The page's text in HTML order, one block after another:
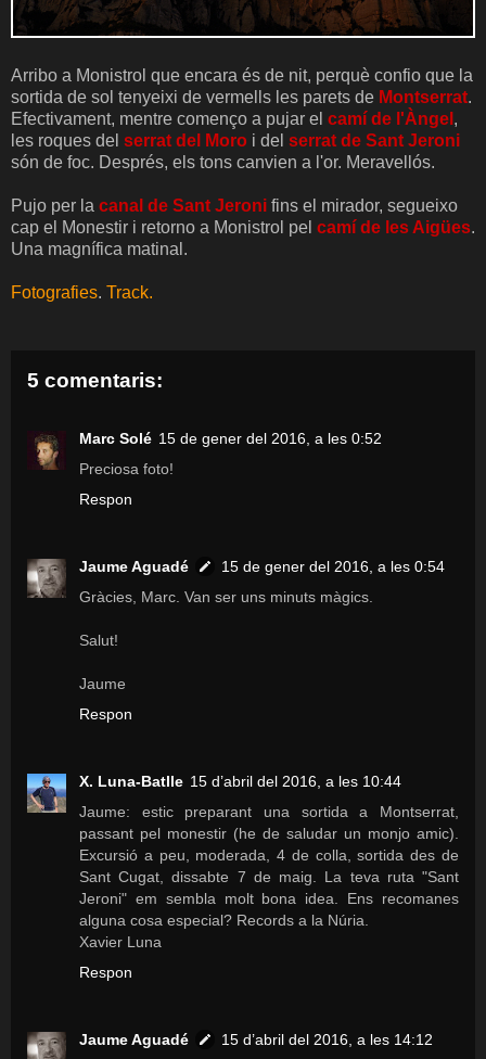
Arribo a Monistrol que encara és de nit, perquè confio que la
sortida de sol tenyeixi de vermells les parets de Montserrat.
Efectivament, mentre començo a pujar el camí de l'Àngel ,
les roques del serrat del Moro i del serrat de Sant Jeroni
són de foc. Després, els tons canvien a l'or. Meravellós.
Pujo per la canal de Sant Jeroni fins el mirador, segueixo
cap el Monestir i retorno a Monistrol pel camí de les Aigües.
Una magnífica matinal.
Fotografies. Track.
5 comentaris:
Marc Solé 15 de gener del 2016, a les 0:52
Preciosa foto!
Respon
Jaume Aguadé
15 de gener del 2016, a les 0:54
Gràcies, Marc. Van ser uns minuts màgics.
Salut!
Jaume
Respon
X. Luna-Batlle 15 d’abril del 2016, a les 10:44
Jaume: estic preparant una sortida a Montserrat,
passant pel monestir (he de saludar un monjo amic).
Excursió a peu, moderada, 4 de colla, sortida des de
Sant Cugat, dissabte 7 de maig. La teva ruta "Sant
Jeroni" em sembla molt bona idea. Ens recomanes
alguna cosa especial? Records a la Núria.
Xavier Luna
Respon
Jaume Aguadé
15 d’abril del 2016, a les 14:12